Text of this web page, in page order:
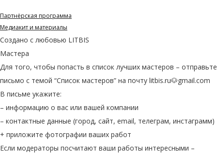
Партнёрская программа
Медиакит и материалы
Создано с любовью LITBIS
Мастера
Для того, чтобы попасть в список лучших мастеров – отправьте
письмо с темой “Список мастеров” на почту litbis.ru🐶gmail.com
В письме укажите:
– информацию о вас или вашей компании
– контактные данные (город, сайт, email, телеграм, инстаграмм)
+ приложите фотографии ваших работ
Если модераторы посчитают ваши работы интересными –